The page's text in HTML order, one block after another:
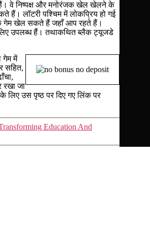
हैं। वे निष्पक्ष और मनोरंजक खेल खेलने के
हैं। लॉटरी पश्चिम में लोकप्रिय हो गई
गेम खेल सकते हैं जहाँ आप रहते हैं।
लिए उपलब्ध हैं। तथाकथित ब्लैक ट्यूजडे
गेम में
सहित,
रखा जा
उस पृष्ठ पर दिए गए लिंक पर
Education And